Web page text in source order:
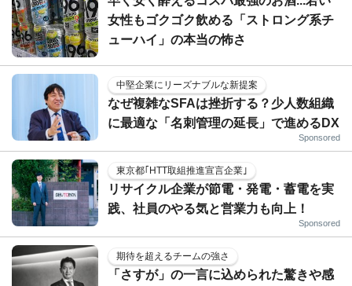
女性もゴクゴク飲める「ストロング系チ
ューハイ」の本当の怖さ
中堅企業にリーズナブルな新提案
なぜ複雑なSFAは挫折する？少人数組織
に最適な「名刺管理の延長」で進めるDX
Sponsored
東京都｢HTT取組推進宣言企業｣
リサイクル企業が節電・発電・蓄電を実
践、社員のやる気と営業力も向上！
Sponsored
期待を超えるチームの強さ
「さすが」の一言に込められた驚きや感